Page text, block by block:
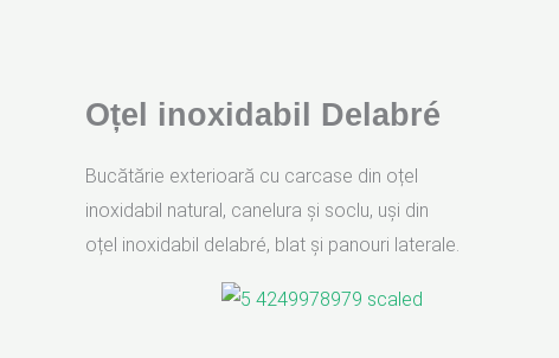
Oțel inoxidabil Delabré
Bucătărie exterioară cu carcase din oțel
inoxidabil natural, canelura și soclu, uși din
oțel inoxidabil delabré, blat și panouri laterale.